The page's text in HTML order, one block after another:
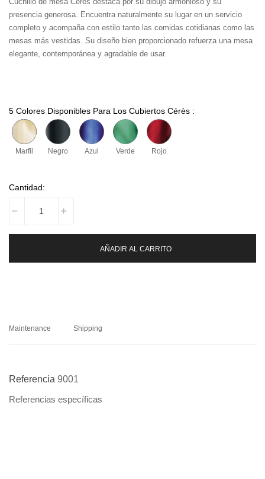
presencia generosa. Encuentra naturalmente su lugar en un servicio
completo y acompaña con estilo tanto las comidas cotidianas como las
mesas más vestidas. Su diseño bien proporcionado refuerza una mesa
elegante, contemporánea y agradable de usar.
5 Colores Disponibles Para Los Cubiertos Cérès :
Marfil Negro Azul Verde Rojo
Cantidad:
AÑADIR AL CARRITO
Maintenance Shipping
Referencia 9001
Referencias específicas